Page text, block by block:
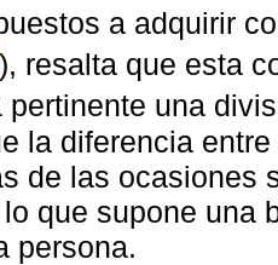
a adquirir
), resalta que esta
pertinente una
la diferencia
de las ocasiones
que supone una
persona.